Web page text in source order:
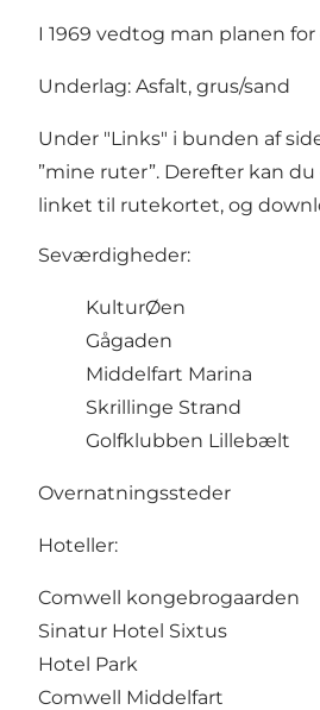
I 1969 vedtog man planen
Underlag: Asfalt, grus/sand
Under "Links" i bunden af
”mine ruter”. Derefter kan
linket til rutekortet, og
Seværdigheder:
KulturØen
Gågaden
Middelfart Marina
Skrillinge Strand
Golfklubben Lillebælt
Overnatningssteder
Hoteller:
Comwell kongebrogaarden
Sinatur Hotel Sixtus
Hotel Park
Comwell Middelfart